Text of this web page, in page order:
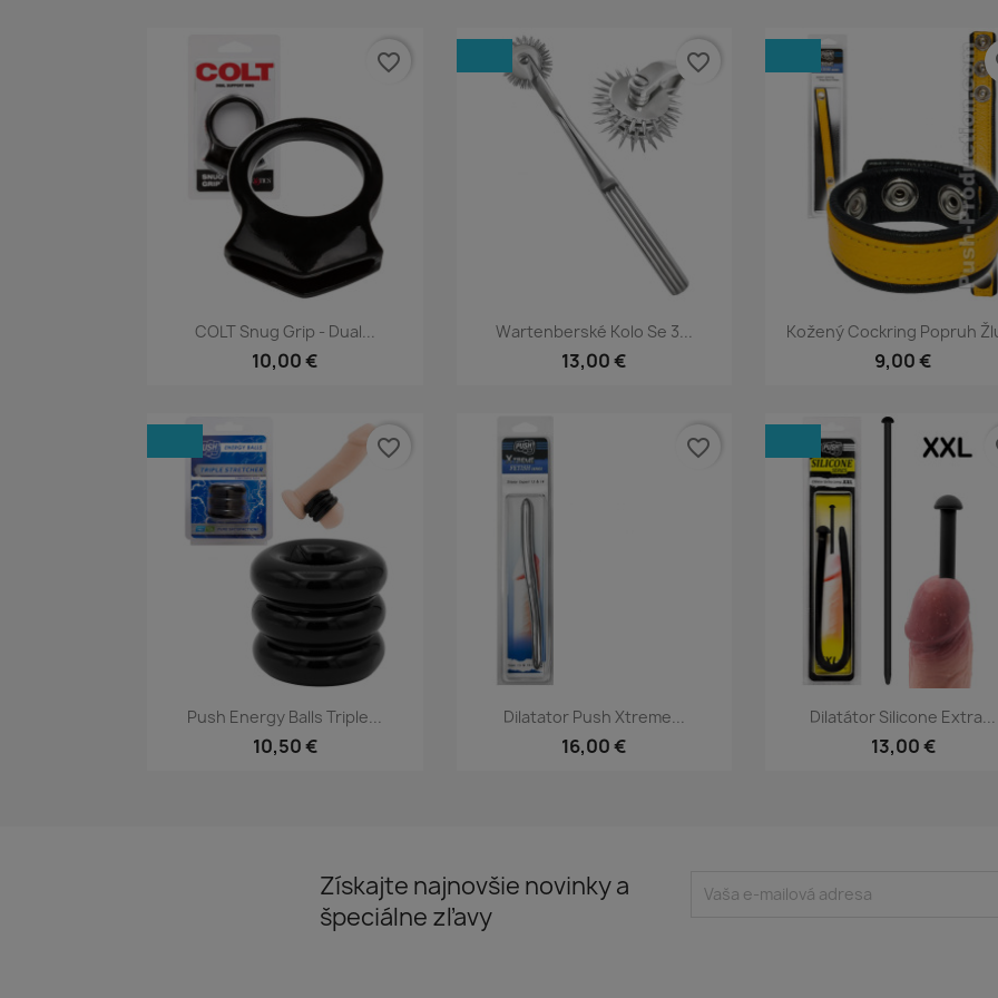
Rýchly náhľad
COLT Snug Grip - Dual...
10,00 €
favorite_border
Rýchly náhľad
Wartenberské Kolo Se 3...
13,00 €
favorite_border
Rýchly náhľad
Kožený Cockring Popruh
9,00 €
Rýchly náhľad
Push Energy Balls Triple...
10,50 €
favorite_border
Rýchly náhľad
Dilatator Push Xtreme...
16,00 €
favorite_border
Rýchly náhľad
Dilatátor Silicone Extra...
13,00 €
Získajte najnovšie novinky a
špeciálne zľavy